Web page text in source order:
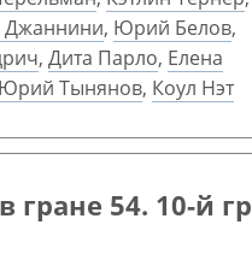
Джаннини, Юрий Белов,
, Дита Парло, Елена
Юрий Тынянов, Коул Нэт
гране 54. 10-й